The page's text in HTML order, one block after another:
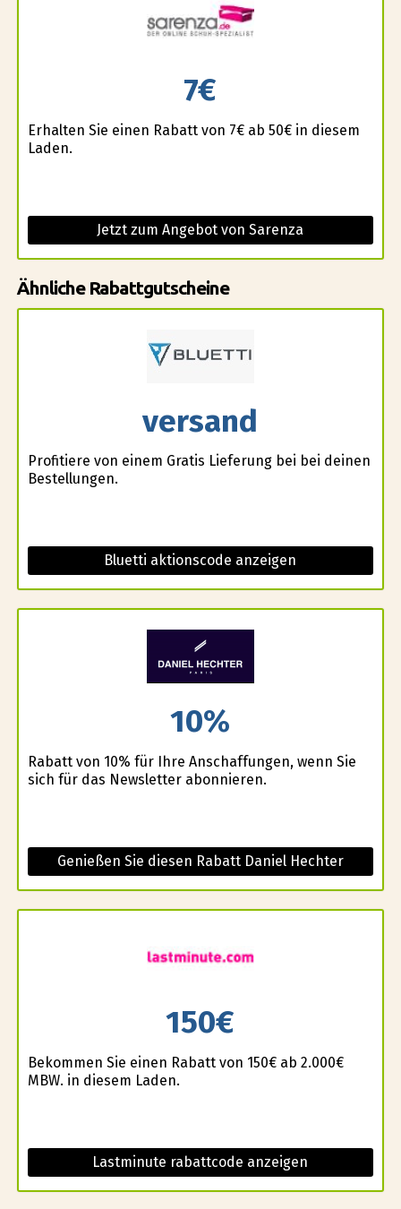
7€
Erhalten Sie einen Rabatt von 7€ ab 50€ in diesem
Laden.
Jetzt zum Angebot von Sarenza
Ähnliche Rabattgutscheine
versand
Profitiere von einem Gratis Lieferung bei bei deinen
Bestellungen.
Bluetti aktionscode anzeigen
10%
Rabatt von 10% für Ihre Anschaffungen, wenn Sie
sich für das Newsletter abonnieren.
Genießen Sie diesen Rabatt Daniel Hechter
150€
Bekommen Sie einen Rabatt von 150€ ab 2.000€
MBW. in diesem Laden.
Lastminute rabattcode anzeigen